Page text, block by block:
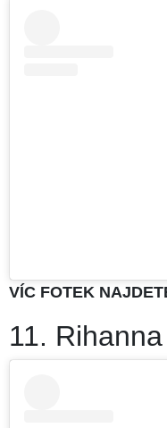
VÍC FOTEK
11. Rihanna